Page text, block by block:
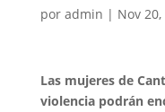
por admin | Nov
Las mujeres de
violencia podrán